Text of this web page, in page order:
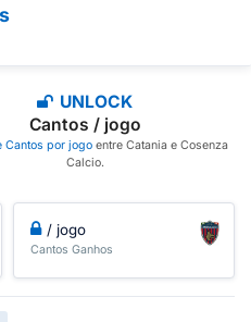
UNLOCK
Cantos / jogo
Cantos por jogo entre Catania e Cosenza
Calcio.
/ jogo
Cantos Ganhos